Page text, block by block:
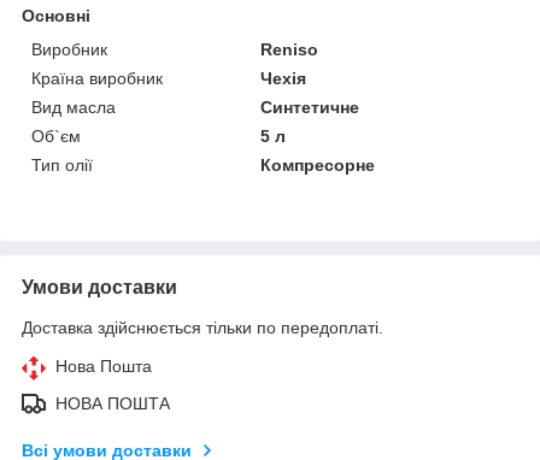
Основні
Виробник
Reniso
Країна виробник
Чехія
Вид масла
Синтетичне
Об`єм
5 л
Тип олії
Компресорне
Умови доставки
Доставка здійснюється тільки по передоплаті.
Нова Пошта
НОВА ПОШТА
Всі умови доставки